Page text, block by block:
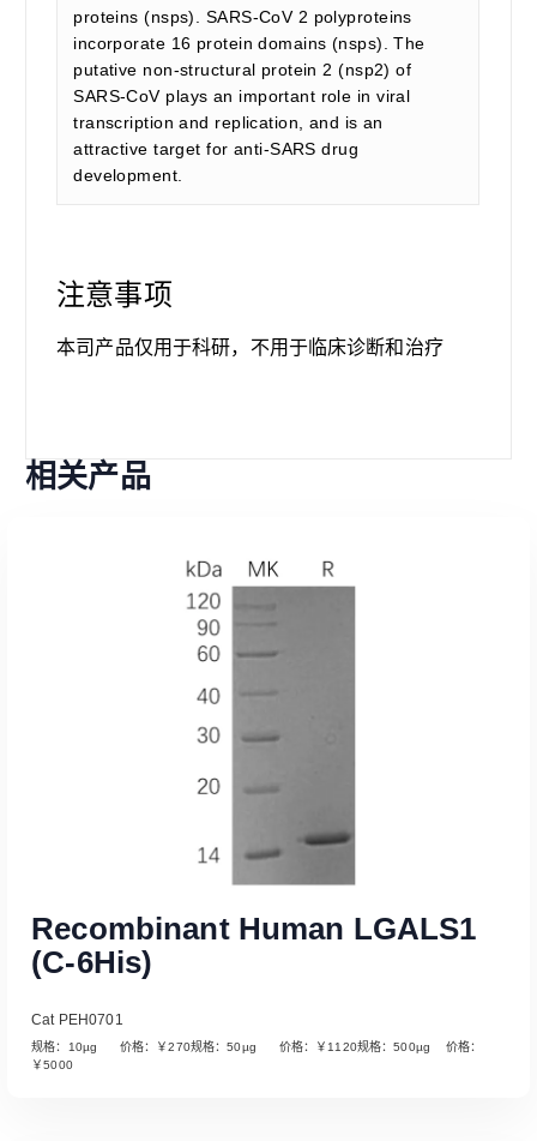
proteins (nsps). SARS-CoV 2 polyproteins
incorporate 16 protein domains (nsps). The
putative non-structural protein 2 (nsp2) of
SARS-CoV plays an important role in viral
transcription and replication, and is an
attractive target for anti-SARS drug
development.
注意事项
本司产品仅用于科研，不用于临床诊断和治疗
相关产品
Recombinant Human LGALS1
(C-6His)
Cat PEH0701
规格：10µg 价格：￥270规格：50µg 价格：￥1120规格：500µg 价格：
￥5000